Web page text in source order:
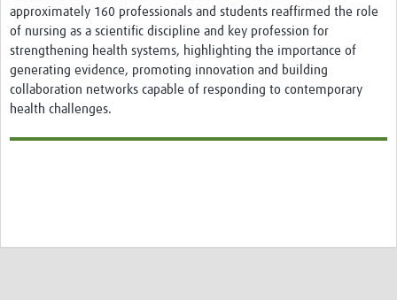
approximately 160 professionals and students reaffirmed the role
of nursing as a scientific discipline and key profession for
strengthening health systems, highlighting the importance of
generating evidence, promoting innovation and building
collaboration networks capable of responding to contemporary
health challenges.